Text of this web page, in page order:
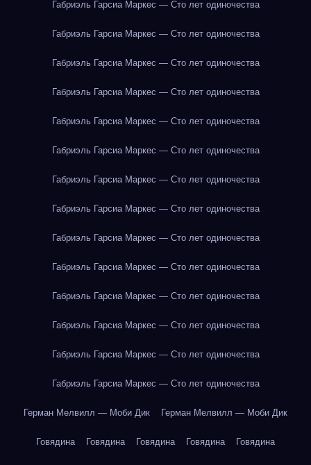
Габриэль Гарсиа Маркес — Сто лет одиночества
Габриэль Гарсиа Маркес — Сто лет одиночества
Габриэль Гарсиа Маркес — Сто лет одиночества
Габриэль Гарсиа Маркес — Сто лет одиночества
Габриэль Гарсиа Маркес — Сто лет одиночества
Габриэль Гарсиа Маркес — Сто лет одиночества
Габриэль Гарсиа Маркес — Сто лет одиночества
Габриэль Гарсиа Маркес — Сто лет одиночества
Габриэль Гарсиа Маркес — Сто лет одиночества
Габриэль Гарсиа Маркес — Сто лет одиночества
Габриэль Гарсиа Маркес — Сто лет одиночества
Габриэль Гарсиа Маркес — Сто лет одиночества
Габриэль Гарсиа Маркес — Сто лет одиночества
Габриэль Гарсиа Маркес — Сто лет одиночества
Герман Мелвилл — Моби Дик Герман Мелвилл — Моби Дик
Говядина Говядина Говядина Говядина Говядина